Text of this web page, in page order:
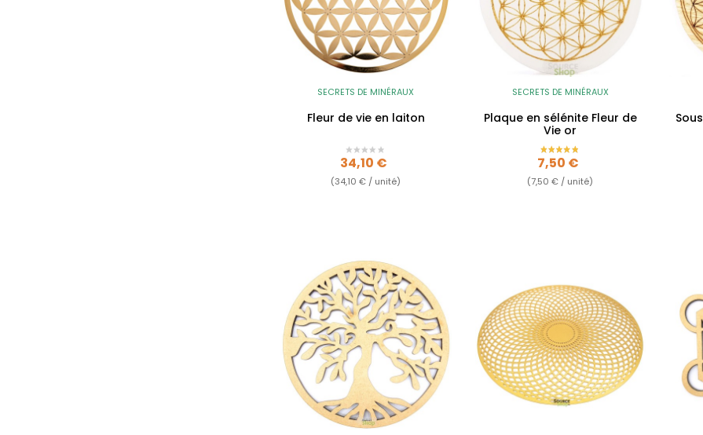
SECRETS DE MINÉRAUX
Fleur de vie en laiton
Prix
34,10 €
(34,10 € / unité)
SECRETS DE MINÉRAUX
Plaque en sélénite Fleur de
Vie or
Prix
7,50 €
(7,50 € / unité)